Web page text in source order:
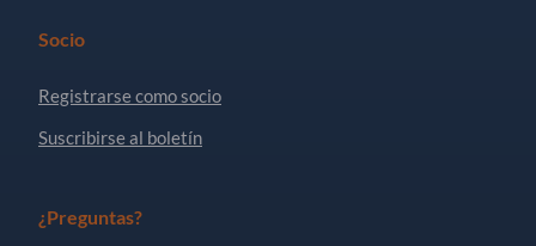
Socio
Registrarse como socio
Suscribirse al boletín
¿Preguntas?